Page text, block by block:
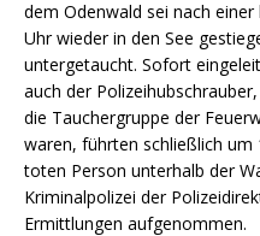
dem Odenwald sei nach
Uhr wieder in den See
untergetaucht. Sofort
auch der
die Tauchergruppe der
waren, führten schließlich
toten Person unterhalb der
Kriminalpolizei der
Ermittlungen aufgenommen.